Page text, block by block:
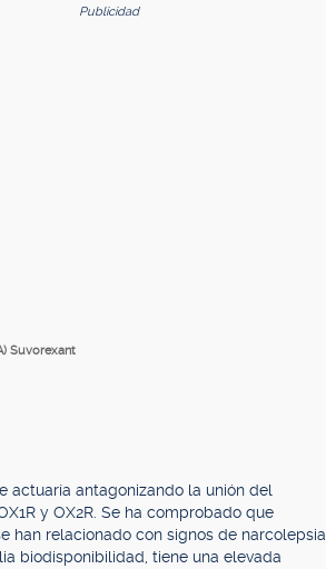
Publicidad
Suvorexant
actuaría antagonizando la unión del
y OX2R. Se ha comprobado que
han relacionado con signos de narcolepsia.
biodisponibilidad, tiene una elevada